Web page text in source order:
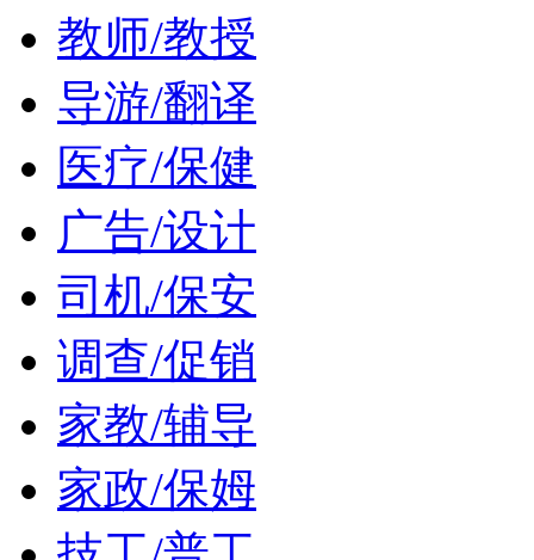
教师/教授
导游/翻译
医疗/保健
广告/设计
司机/保安
调查/促销
家教/辅导
家政/保姆